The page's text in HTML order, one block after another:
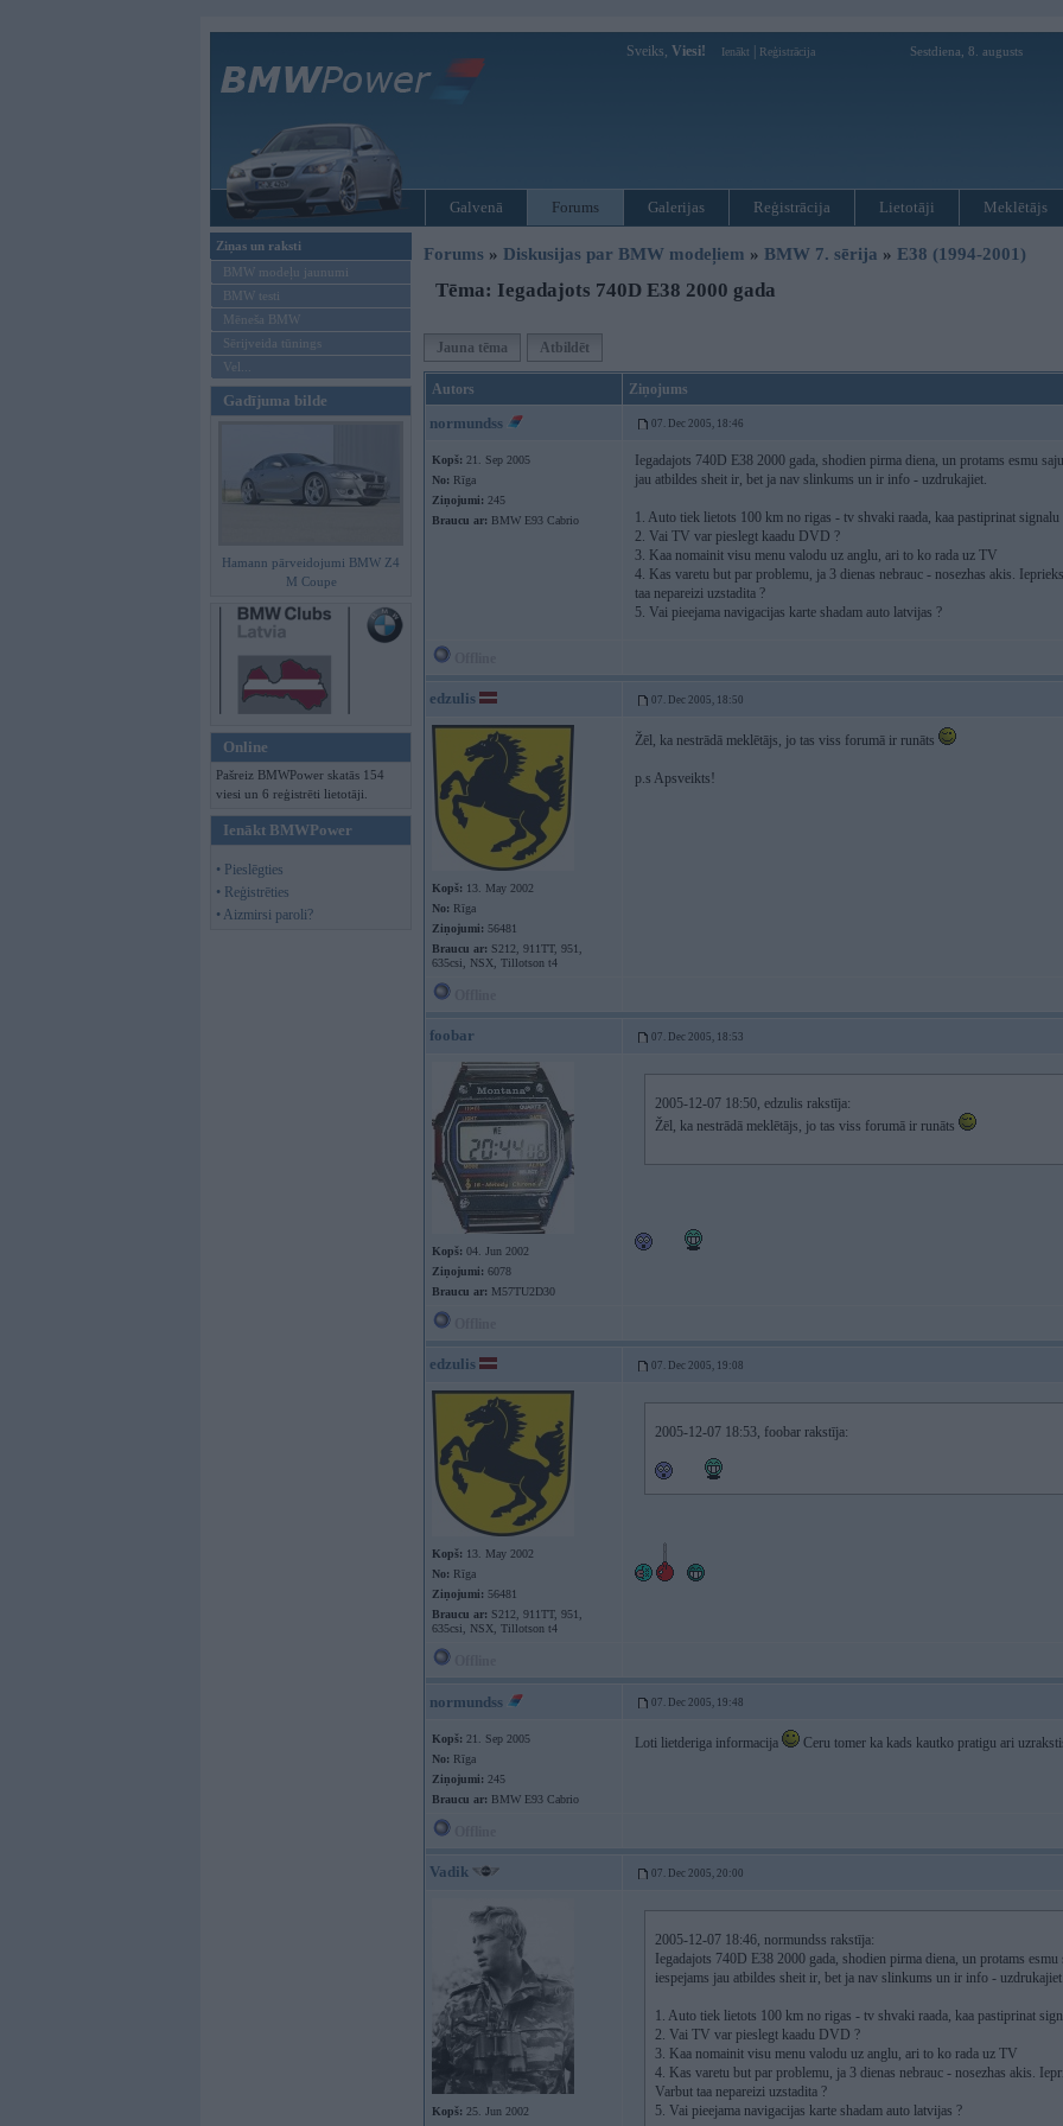
Sveiks, Viesi! Ienākt Reģistrācija Sestdiena, 8. augusts
Galvenā Forums Galerijas Reģistrācija Lietotāji Meklētājs
Ziņas un raksti
BMW modeļu jaunumi
BMW testi
Mēneša BMW
Sērijveida tūnings
Vel...
Gadījuma bilde
Hamann pārveidojumi BMW Z4
M Coupe
Online
Pašreiz BMWPower skatās 154
viesi un 6 reģistrēti lietotāji.
Ienākt BMWPower
• Pieslēgties
• Reģistrēties
• Aizmirsi paroli?
Forums » Diskusijas par BMW modeļiem » BMW 7. sērija » E38 (1994-2001)
Tēma: Iegadajots 740D E38 2000 gada
Jauna tēma Atbildēt
Autors Ziņojums
normundss 07. Dec 2005, 18:46
Kopš: 21. Sep 2005
No: Rīga
Ziņojumi: 245
Braucu ar: BMW E93 Cabrio
Iegadajots 740D E38 2000 gada, shodien pirma diena, un protams esmu
jau atbildes sheit ir, bet ja nav slinkums un ir info - uzdrukajiet.
1. Auto tiek lietots 100 km no rigas - tv shvaki raada, kaa pastiprinat signalu
2. Vai TV var pieslegt kaadu DVD ?
3. Kaa nomainit visu menu valodu uz anglu, ari to ko rada uz TV
4. Kas varetu but par problemu, ja 3 dienas nebrauc - nosezhas akis.
taa nepareizi uzstadita ?
5. Vai pieejama navigacijas karte shadam auto latvijas ?
edzulis 07. Dec 2005, 18:50
Kopš: 13. May 2002
No: Rīga
Ziņojumi: 56481
Braucu ar: S212, 911TT, 951,
635csi, NSX, Tillotson t4
Žēl, ka nestrādā meklētājs, jo tas viss forumā ir runāts
p.s Apsveikts!
foobar 07. Dec 2005, 18:53
Kopš: 04. Jun 2002
Ziņojumi: 6078
Braucu ar: M57TU2D30
2005-12-07 18:50, edzulis rakstīja:
Žēl, ka nestrādā meklētājs, jo tas viss forumā ir runāts
edzulis 07. Dec 2005, 19:08
Kopš: 13. May 2002
No: Rīga
Ziņojumi: 56481
Braucu ar: S212, 911TT, 951,
635csi, NSX, Tillotson t4
2005-12-07 18:53, foobar rakstīja:
normundss 07. Dec 2005, 19:48
Kopš: 21. Sep 2005
No: Rīga
Ziņojumi: 245
Braucu ar: BMW E93 Cabrio
Loti lietderiga informacija Ceru tomer ka kads kautko pratigu ari
Vadik 07. Dec 2005, 20:00
Kopš: 25. Jun 2002
2005-12-07 18:46, normundss rakstīja:
Iegadajots 740D E38 2000 gada, shodien pirma diena, un protams
iespejams jau atbildes sheit ir, bet ja nav slinkums un ir info -
1. Auto tiek lietots 100 km no rigas - tv shvaki raada, kaa pastiprinat
2. Vai TV var pieslegt kaadu DVD ?
3. Kaa nomainit visu menu valodu uz anglu, ari to ko rada uz TV
4. Kas varetu but par problemu, ja 3 dienas nebrauc - nosezhas akis.
Varbut taa nepareizi uzstadita ?
5. Vai pieejama navigacijas karte shadam auto latvijas ?